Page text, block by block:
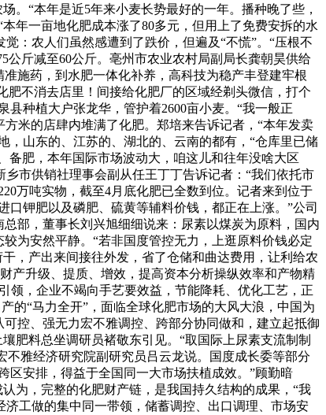
。“本年是近5年来小麦长势最好的一年。播种晚了些，
年一亩地化肥成本涨了80多元，但用上了免费安拆的水
：农人们虽然感遭到了跌价，但遍及“不慌”。“压根不
斤减至60公斤。亳州市农业农村局副局长龚朝昊供给
施药，到水肥一体化补养，高科技为稳产丰登建牢根
不消去店里！间接给化肥厂的区域经剃头微信，打个
种植大户张龙华，管护着2600亩小麦。“我一般正
米的店肆内堆满了化肥。郑培来告诉记者，“本年发卖
，山东的、江苏的、湖北的、云南的都有，“仓库里已储
备肥，本年国际市场波动大，咱这儿和往年没啥大区
市供销社理事会副从任王丁丁告诉记者：“我们依托市
万吨实物，截至4月底化肥已全数到位。记者来到位于
钾肥以及磷肥、硫黄等辅料价钱，都正在上涨。”公司
部，董事长刘兴旭细细说来：尿素以煤炭为原料，国内
为安然平静。“若非国度管控无力，上逛原料价钱必定
，产出来间接往外发，省了仓储和曲达费用，让利给农
产升级、提质、增效，提高资本分析操纵效率和产物精
领，企业不竭向手艺要效益，节能降耗、优化工艺，正
的“马力全开”，面临全球化肥市场的大风大浪，中国为
控、强无力宏不雅调控、跨部分协同做和，建立起抵御
肥料总坐调研员褚敬东引见。“取国际上尿素支流制制
雅经济研究院副研究员吕云龙说。国度成长委等部分
区安排，得益于全国同一大市场扶植成效。”顾勤暗
为，完整的化肥财产链，是我国持久结构的成果，“我
济工做的集中同一带领，储蓄调控、出口调理、市场安